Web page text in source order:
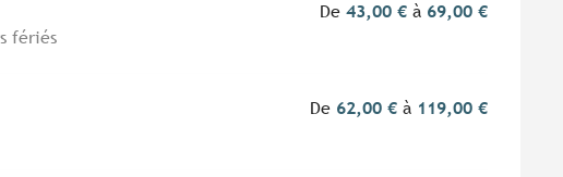
fériés
De43,00 € à 69,00 €
De 62,00 € à 119,00 €